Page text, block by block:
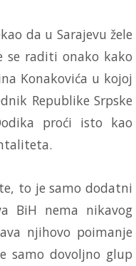
da u Sarajevu žele
se raditi onako kako
Konakovića u kojoj
Republike Srpske
proći isto kao
to je samo dodatni
BiH nema nikavog
njihovo poimanje
samo dovoljno glup